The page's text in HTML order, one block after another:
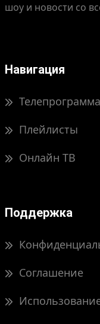
шоу и новости со
Навигация
Телепрограмма
Плейлисты
Онлайн ТВ
Поддержка
Соглашение